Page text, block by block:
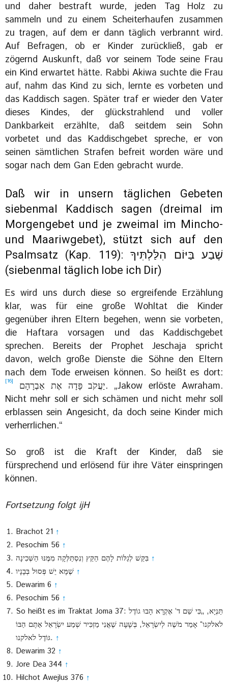
und daher bestraft wurde, jeden Tag Holz zu
sammeln und zu einem Scheiterhaufen zusammen
zu tragen, auf dem er dann täglich verbrannt wird.
Auf Befragen, ob er Kinder zurückließ, gab er
zögernd Auskunft, daß vor seinem Tode seine Frau
ein Kind erwartet hätte. Rabbi Akiwa suchte die Frau
auf, nahm das Kind zu sich, lernte es vorbeten und
das Kaddisch sagen. Später traf er wieder den Vater
dieses Kindes, der glückstrahlend und voller
Dankbarkeit erzählte, daß seitdem sein Sohn
vorbetet und das Kaddischgebet spreche, er von
seinen sämtlichen Strafen befreit worden wäre und
sogar nach dem Gan Eden gebracht wurde.
Daß wir in unsern täglichen Gebeten
siebenmal Kaddisch sagen (dreimal im
Morgengebet und je zweimal im Mincho-
und Maariwgebet), stützt sich auf den
Psalmsatz (Kap. 119): ‏שֶׁבַע בַּיּוֹם הִלַּלְתִּיךָ
(siebenmal täglich lobe ich Dir)
Es wird uns durch diese so ergreifende Erzählung
klar, was für eine große Wohltat die Kinder
gegenüber ihren Eltern begehen, wenn sie vorbeten,
die Haftara vorsagen und das Kaddischgebet
sprechen. Bereits der Prophet Jeschaja spricht
davon, welch große Dienste die Söhne den Eltern
nach dem Tode erweisen können. So heißt es dort:
יַעֲקֹב פָּדָה אֶת אַבְרָהָם ‏
[16]
. „Jakow erlöste Awraham.
Nicht mehr soll er sich schämen und nicht mehr soll
erblassen sein Angesicht, da doch seine Kinder mich
verherrlichen.“
So groß ist die Kraft der Kinder, daß sie
fürsprechend und erlösend für ihre Väter einspringen
können.
Fortsetzung folgt ijH
Brachot 21 ↑
Pesochim 56 ↑
↑
↑
Dewarim 6 ↑
Pesochim 56 ↑
So heißt es im Traktat Joma 37: תַּנְיָא, „כִּי שֵׁם ד‘ אֶקְרָא הָבוּ גוֹדֶל
לאלקנו“ אָמַר מֹשֶׁה לְיִשְׂרָאֵל, בְּשָׁעָה שֶׁאֲנִי מַזְכִּיר שְׁמַע יִשְׂרָאֵל אַתֶּם הַבּוֹ
גּוֹדֶל לאלקנו. ↑
Dewarim 32 ↑
Jore Dea 344 ↑
Hilchot Awejlus 376 ↑